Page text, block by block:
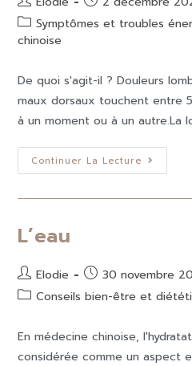
Symptômes et troubles
chinoise
De quoi s'agit-il ? Douleurs
maux dorsaux touchent entre
à un moment ou à un autre.La
Continuer La Lecture
L’eau
Elodie
30 novembre
Conseils bien-être et
En médecine chinoise,
considérée comme un aspect